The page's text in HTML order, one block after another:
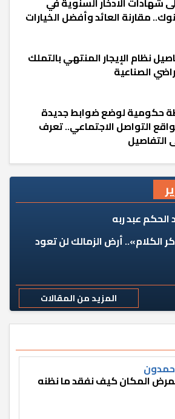
مقارنة العائد وأفضل الخيارات
نظام الإيجار المنتهي بالتملك
الصناعية
حكومية لوضع ضوابط جديدة
التواصل الاجتماعي.. تعرف
التفاصيل
الحكم عبد ربه
الكلام».. أرض الزمالك لن تعود
المزيد من المقالات
المكان كيف نفقد ما نظنه